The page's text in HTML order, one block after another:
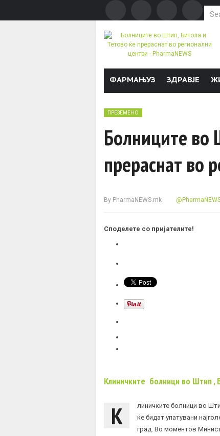
ФАРМАЊУЗ ЗДРАВЈЕ
ПРЕЗЕМЕНО
Болниците во
прераснат во
By PharmaNEWS.mk
Споделете со пријателите!
Клиничките болници во Штип ,
К
линичките болници во
ќе бидат упатувани
град. Во моментов